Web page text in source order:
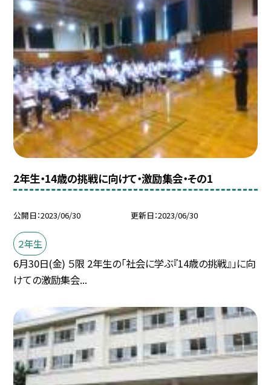
2年生・14歳の挑戦に向けて・激励集会・その1
公開日 2023/06/30 更新日 2023/06/30
２年生
6月30日(金) ５限 2年生の「社会に学ぶ『14歳の挑戦』」に向
けての激励集会...